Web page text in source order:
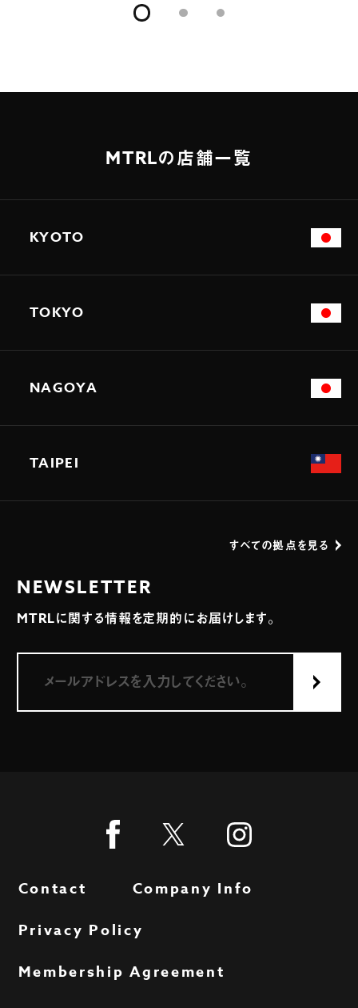
MTRLの店舗一覧
KYOTO
TOKYO
NAGOYA
TAIPEI
すべての拠点を見る
NEWSLETTER
MTRLに関する情報を定期的にお届けします。
Contact
Company Info
Privacy Policy
Membership Agreement